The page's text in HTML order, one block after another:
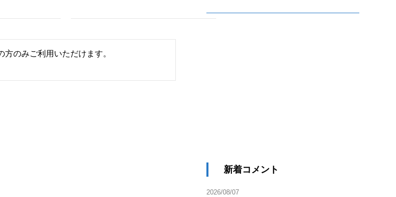
のみご利用いただけます。
新着コメント
2026/08/07